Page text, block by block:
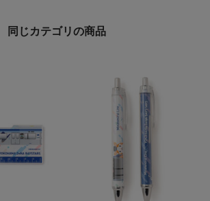
同じカテゴリの商品